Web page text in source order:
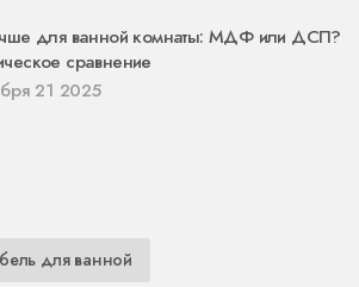
для ванной комнаты: МДФ или ДСП?
сравнение
21 2025
для ванной